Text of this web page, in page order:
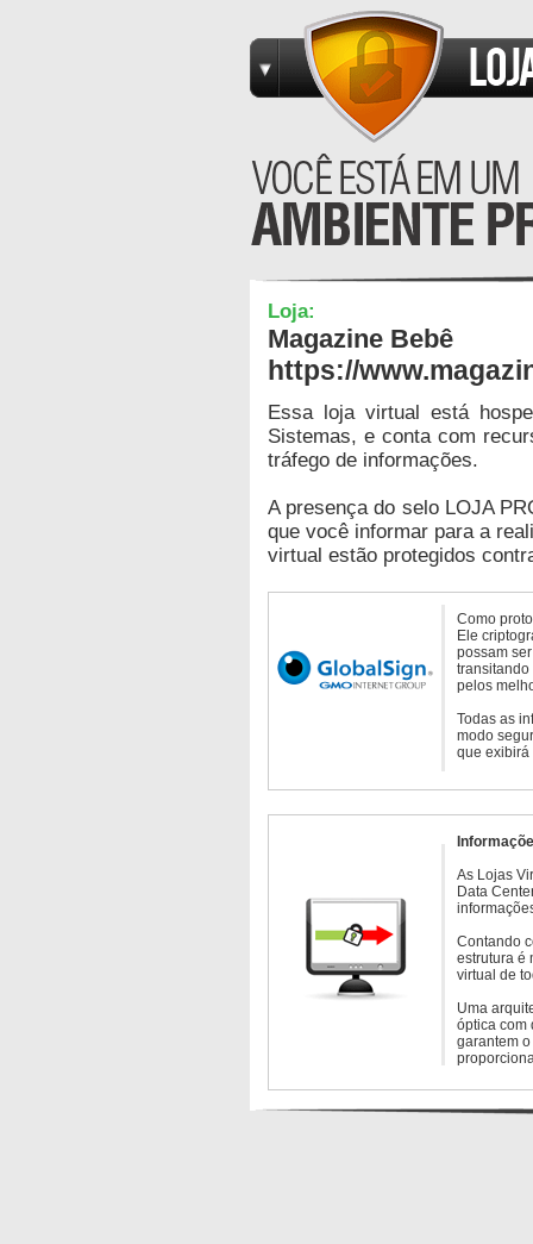
Loja:
Magazine Bebê
https://
Essa loja virtual está
Sistemas, e conta com
tráfego de informações.
A presença do selo LOJA
que você informar para a
virtual estão protegidos
Como
Ele
possam
transitando
pelos
Todas as
modo
que exibirá
As Lojas
Data
Contando
estrutura é
virtual de
Uma
óptica com
garantem